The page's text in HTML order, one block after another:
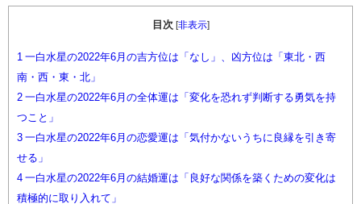
目次 非表示]
1 一白水星の2022年6月の吉方位は「なし」、凶方位は「東北・西
南・西・東・北」
2 一白水星の2022年6月の全体運は「変化を恐れず判断する勇気を持
つこと」
3 一白水星の2022年6月の恋愛運は「気付かないうちに良縁を引き寄
せる」
4 一白水星の2022年6月の結婚運は「良好な関係を築くための変化は
積極的に取り入れて」